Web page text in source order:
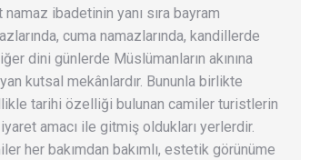
namaz ibadetinin yanı sıra bayram
cuma namazlarında, kandillerde
dini günlerde Müslümanların akınına
kutsal mekânlardır. Bununla birlikte
tarihi özelliği bulunan camiler turistlerin
amacı ile gitmiş oldukları yerlerdir.
her bakımdan bakımlı, estetik görünüme